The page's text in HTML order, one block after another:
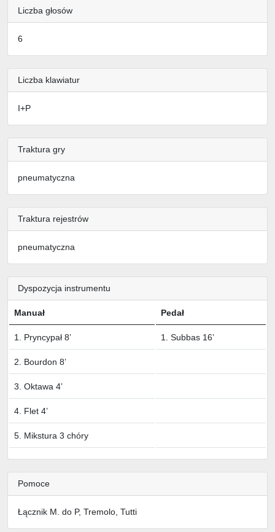
Liczba głosów
6
Liczba klawiatur
I+P
Traktura gry
pneumatyczna
Traktura rejestrów
pneumatyczna
Dyspozycja instrumentu
Manuał Pedał
1. Pryncypał 8’ 1. Subbas 16’
2. Bourdon 8’
3. Oktawa 4’
4. Flet 4’
5. Mikstura 3 chóry
Pomoce
Łącznik M. do P, Tremolo, Tutti